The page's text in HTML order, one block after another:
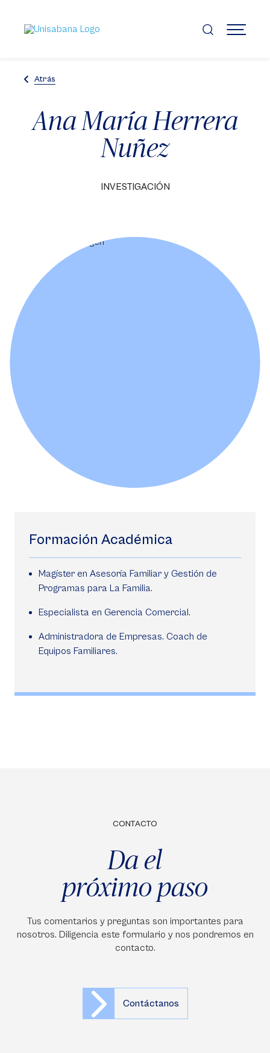
contenido
principal
MENÚ
Atrás
Ana María Herrera
Nuñez
INVESTIGACIÓN
Formación Académica
Magíster en Asesoría Familiar y Gestión de
Programas para La Familia.
Especialista en Gerencia Comercial.
Administradora de Empresas. Coach de
Equipos Familiares.
CONTACTO
Da el
próximo paso
Tus comentarios y preguntas son importantes para
nosotros. Diligencia este formulario y nos pondremos en
contacto.
Contáctanos